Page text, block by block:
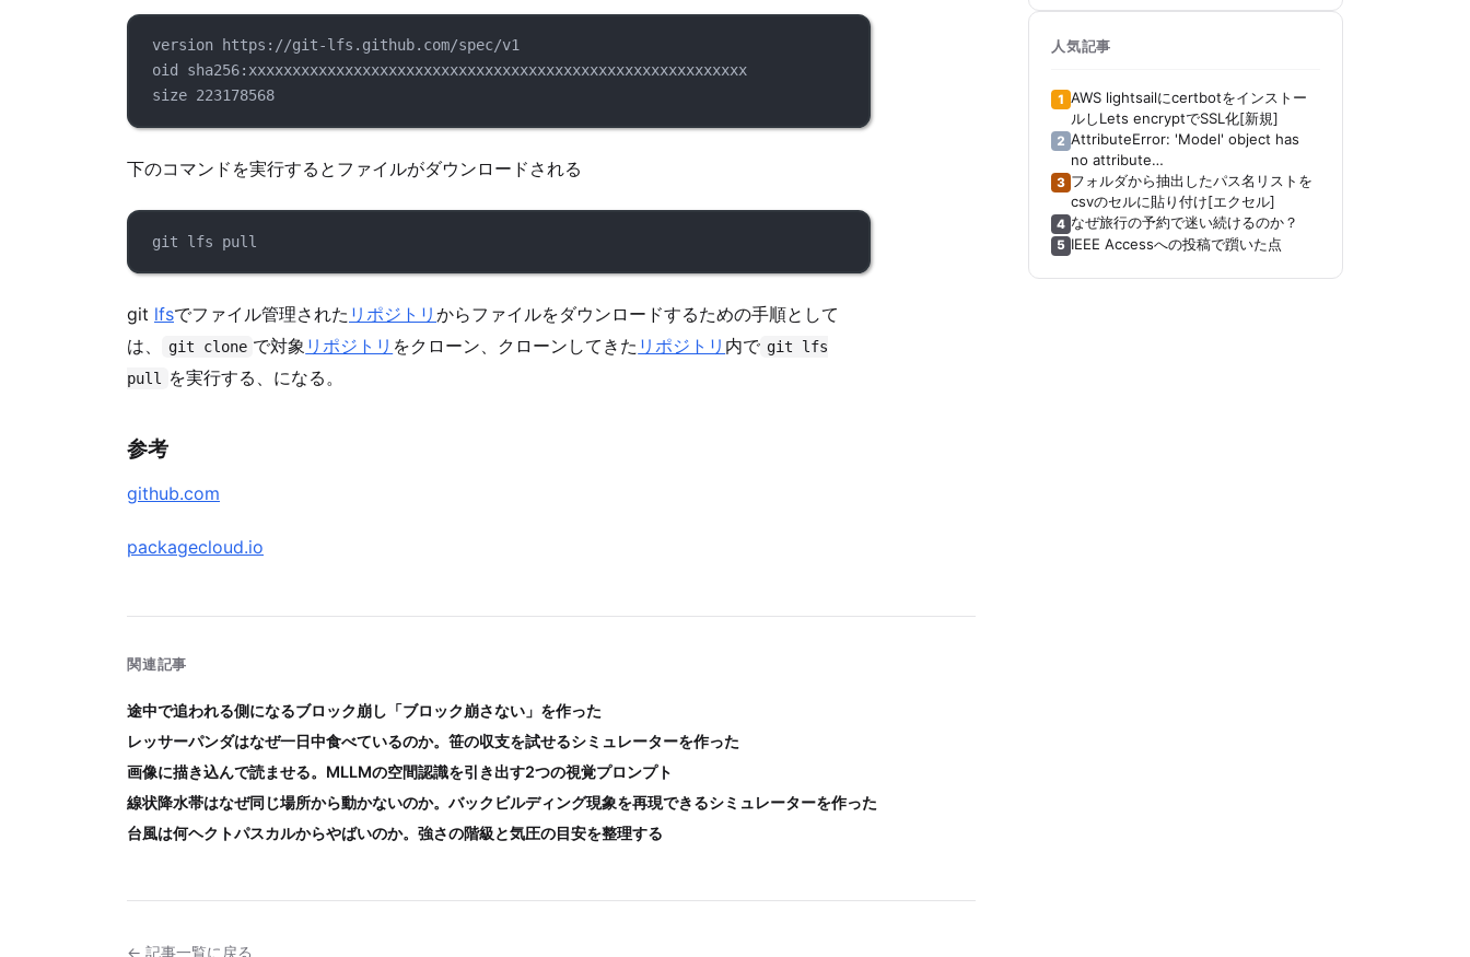
version https://git-lfs.github.com/spec/v1
oid sha256:xxxxxxxxxxxxxxxxxxxxxxxxxxxxxxxxxxxxxxxxxxxxxxxxxxxxxxxxx
size 223178568
下のコマンドを実行するとファイルがダウンロードされる
git lfs pull
git lfsでファイル管理された リポジトリ からファイルをダウンロードするための手順として
は、
git clone で対象 リポジトリ をクローン、クローンしてきた リポジトリ 内で git lfs
pull
を実行する、になる。
参考
github.com
packagecloud.io
関連記事
途中で追われる側になるブロック崩し「ブロック崩さない」を作った
レッサーパンダはなぜ一日中食べているのか。笹の収支を試せるシミュレーターを作った
画像に描き込んで読ませる。MLLMの空間認識を引き出す2つの視覚プロンプト
線状降水帯はなぜ同じ場所から動かないのか。バックビルディング現象を再現できるシミュレーターを作った
台風は何ヘクトパスカルからやばいのか。強さの階級と気圧の目安を整理する
← 記事一覧に戻る
人気記事
1 AWS lightsailにcertbotをインストー
ルしLets encryptでSSL化[新規]
2 AttributeError: 'Model' object has
no attribute
'_get_distribution_strategy'[Keras]
[Tensorboard]
3 フォルダから抽出したパス名リストを
csvのセルに貼り付け[エクセル]
4 なぜ旅行の予約で迷い続けるのか？
5 IEEE Accessへの投稿で躓いた点